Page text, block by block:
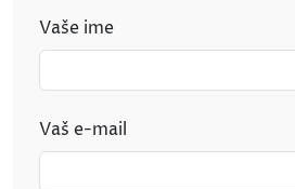
Vaše ime
Vaš e-mail